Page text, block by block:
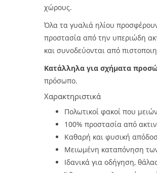
χώρους.
Όλα τα γυαλιά ηλίου
προστασία από την υπεριώδη
και συνοδεύονται από
Κατάλληλα για σχήματα
πρόσωπο.
Χαρακτηριστικά
Πολωτικοί φακοί που
100% προστασία από
Καθαρή και φυσική
Μειωμένη καταπόνηση
Ιδανικά για οδήγηση,